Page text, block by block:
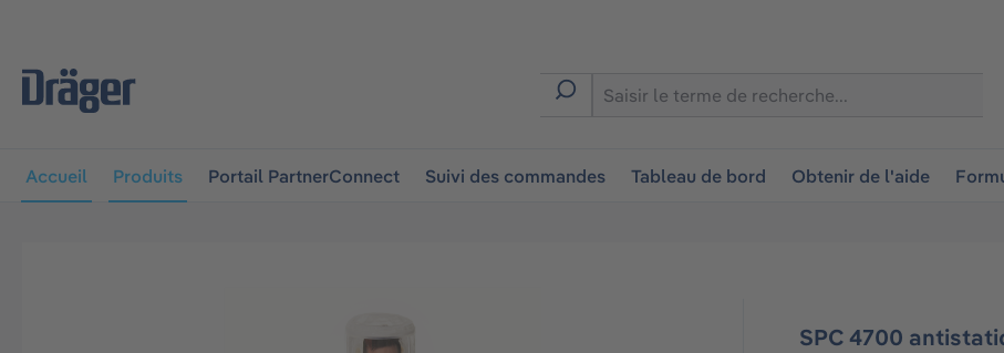
Accueil Produits Portail PartnerConnect Suivi des commandes Tableau de bord Obtenir de l'aide
SPC 4700